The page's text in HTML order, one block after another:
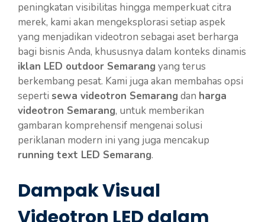
peningkatan visibilitas hingga memperkuat citra
merek, kami akan mengeksplorasi setiap aspek
yang menjadikan videotron sebagai aset berharga
bagi bisnis Anda, khususnya dalam konteks dinamis
iklan LED outdoor Semarang yang terus
berkembang pesat. Kami juga akan membahas opsi
seperti sewa videotron Semarang dan harga
videotron Semarang, untuk memberikan
gambaran komprehensif mengenai solusi
periklanan modern ini yang juga mencakup
running text LED Semarang.
Dampak Visual
Videotron LED dalam